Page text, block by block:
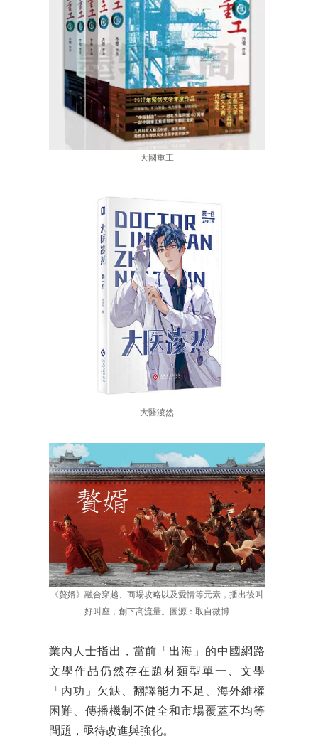
大國重工
大醫淩然
《贅婿》融合穿越、商場攻略以及愛情等元素，播出後叫
好叫座，創下高流量。圖源：取自微博
業內人士指出，當前「出海」的中國網路
文學作品仍然存在題材類型單一、文學
「內功」欠缺、翻譯能力不足、海外維權
困難、傳播機制不健全和市場覆蓋不均等
問題，亟待改進與強化。